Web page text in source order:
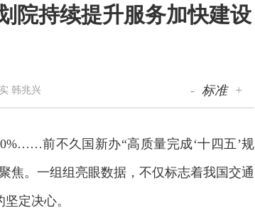
持续提升服务加快建设
韩兆兴 - 标准 +
前不久国新办“高质量完成‘十四五’规
焦。一组组亮眼数据，不仅标志着我国交通
定决心。